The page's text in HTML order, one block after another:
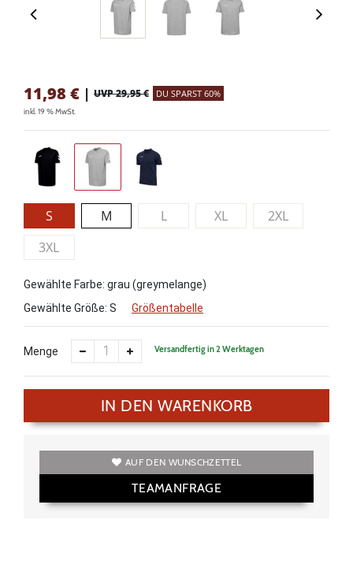
11,98 € | UVP 29,95 € DU SPARST 60%
inkl. 19 % MwSt.
S M L XL
2XL
3XL
Gewählte Farbe: grau (greymelange)
Gewählte Größe: S Größentabelle
Menge Versandfertig in 2 Werktagen
IN DEN WARENKORB
AUF DEN WUNSCHZETTEL
TEAMANFRAGE